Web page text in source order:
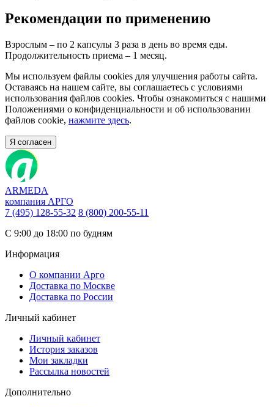
Рекомендации по применению
Взрослым – по 2 капсулы 3 раза в день во время еды.
Продолжительность приема – 1 месяц.
Мы используем файлы cookies для улучшения работы сайта.
Оставаясь на нашем сайте, вы соглашаетесь с условиями
использования файлов cookies. Чтобы ознакомиться с нашими
Положениями о конфиденциальности и об использовании
файлов cookie, нажмите здесь.
Я согласен
ARMEDA
компания АРГО
7 (495) 128-55-32 8 (800) 200-55-11
С 9:00 до 18:00 по будням
Информация
О компании Арго
Доставка по Москве
Доставка по России
Личный кабинет
Личный кабинет
История заказов
Мои закладки
Рассылка новостей
Дополнительно